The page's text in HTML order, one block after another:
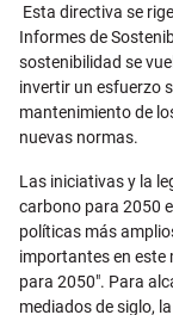
Esta directiva se
Informes de
sostenibilidad se
invertir un esfuerzo
mantenimiento de
nuevas normas.
Las iniciativas y la
carbono para 2050
políticas más
importantes en este
para 2050". Para
mediados de siglo,